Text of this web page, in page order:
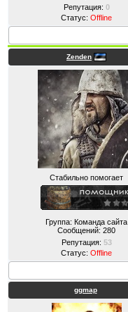
Репутация: 0
Статус: Offline
Zenden
Стабильно помогает
Группа: Команда сайта
Сообщений: 280
Репутация: 53
Статус: Offline
ggmap